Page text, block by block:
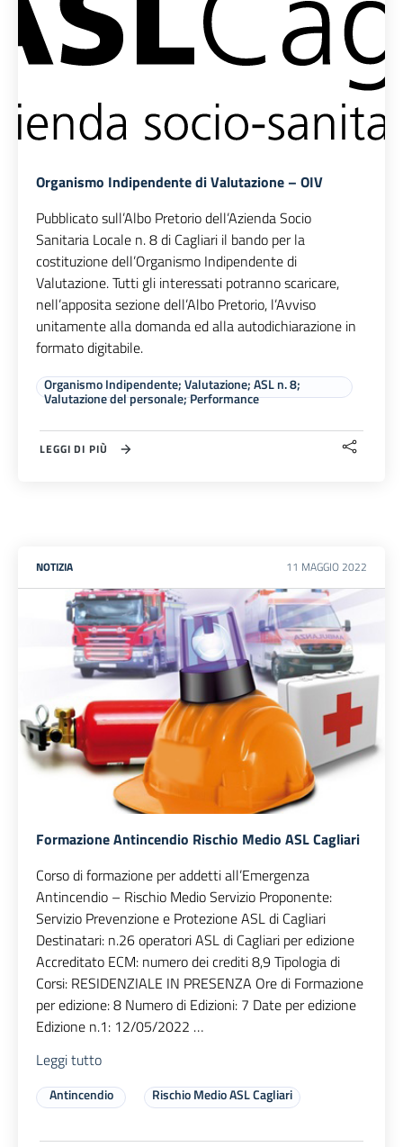
Organismo Indipendente di Valutazione – OIV
Pubblicato sull’Albo Pretorio dell’Azienda Socio
Sanitaria Locale n. 8 di Cagliari il bando per la
costituzione dell’Organismo Indipendente di
Valutazione. Tutti gli interessati potranno scaricare,
nell’apposita sezione dell’Albo Pretorio, l’Avviso
unitamente alla domanda ed alla autodichiarazione in
formato digitabile.
Organismo Indipendente; Valutazione; ASL n. 8;
Valutazione del personale; Performance
LEGGI DI PIÙ
NOTIZIA 11 MAGGIO 2022
Formazione Antincendio Rischio Medio ASL Cagliari
Corso di formazione per addetti all’Emergenza
Antincendio – Rischio Medio Servizio Proponente:
Servizio Prevenzione e Protezione ASL di Cagliari
Destinatari: n.26 operatori ASL di Cagliari per edizione
Accreditato ECM: numero dei crediti 8,9 Tipologia di
Corsi: RESIDENZIALE IN PRESENZA Ore di Formazione
per edizione: 8 Numero di Edizioni: 7 Date per edizione
Edizione n.1: 12/05/2022 …
Leggi tutto"Formazione
Rischio
Medio
Antincendio Rischio Medio ASL Cagliari